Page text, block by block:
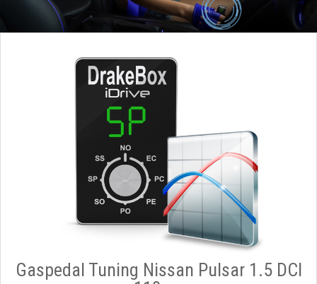
Gaspedal Tuning Nissan Pulsar 1.5 DCI